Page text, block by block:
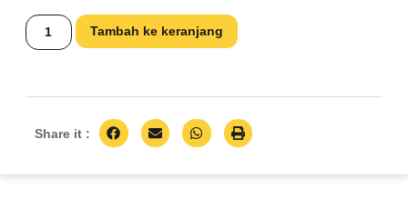
Tambah ke keranjang
Share it :